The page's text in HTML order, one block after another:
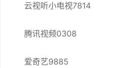
云视听小电视7814
腾讯视频0308
爱奇艺9885